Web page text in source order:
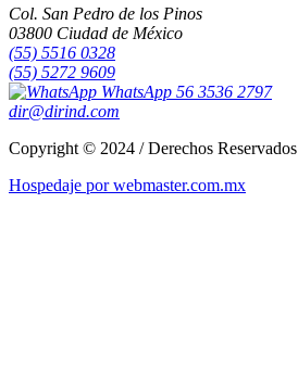
Col. San Pedro de los Pinos
03800 Ciudad de México
(55) 5516 0328
(55) 5272 9609
WhatsApp 56 3536 2797
dir@dirind.com
Copyright © 2024 / Derechos Reservados
Hospedaje por webmaster.com.mx